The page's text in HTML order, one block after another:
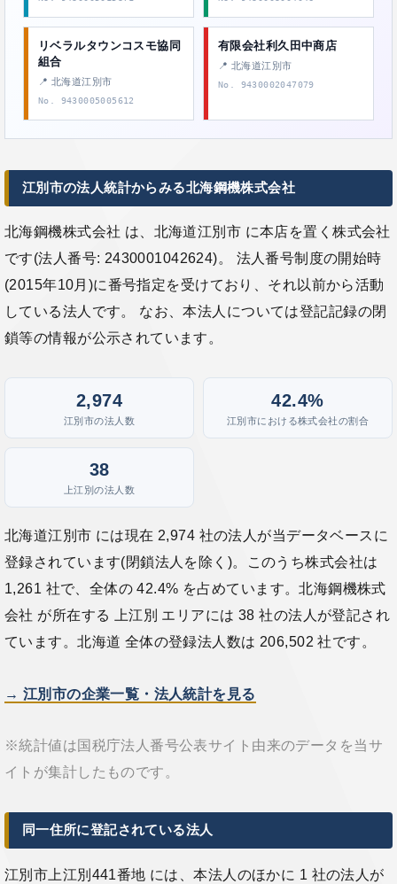
リベラルタウンコスモ協同
組合
📍 北海道江別市
No. 9430005005612
有限会社利久田中商店
📍 北海道江別市
No. 9430002047079
江別市の法人統計からみる北海鋼機株式会社
北海鋼機株式会社 は、北海道江別市 に本店を置く株式会社
です(法人番号: 2430001042624)。 法人番号制度の開始時
(2015年10月)に番号指定を受けており、それ以前から活動
している法人です。 なお、本法人については登記記録の閉
鎖等の情報が公示されています。
2,974
江別市の法人数
42.4%
江別市における株式会社の割合
38
上江別の法人数
北海道江別市 には現在 2,974 社の法人が当データベースに
登録されています(閉鎖法人を除く)。このうち株式会社は
1,261 社で、全体の 42.4% を占めています。北海鋼機株式
会社 が所在する 上江別 エリアには 38 社の法人が登記され
ています。北海道 全体の登録法人数は 206,502 社です。
→ 江別市の企業一覧・法人統計を見る
※統計値は国税庁法人番号公表サイト由来のデータを当サ
イトが集計したものです。
同一住所に登記されている法人
江別市上江別441番地 には、本法人のほかに 1 社の法人が